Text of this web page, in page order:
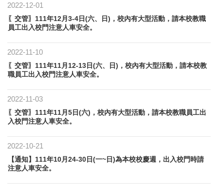
2022-12-01
〖交管〗111年12月3-4日(六、日)，校內有大型活動，請本校教職
員工出入校門注意人車安全。
2022-11-10
〖交管〗111年11月12-13日(六、日)，校內有大型活動，請本校教
職員工出入校門注意人車安全。
2022-11-03
〖交管〗111年11月5日(六)，校內有大型活動，請本校教職員工出
入校門注意人車安全。
2022-10-21
【通知】111年10月24-30日(一~日)為本校校慶週，出入校門時請
注意人車安全。